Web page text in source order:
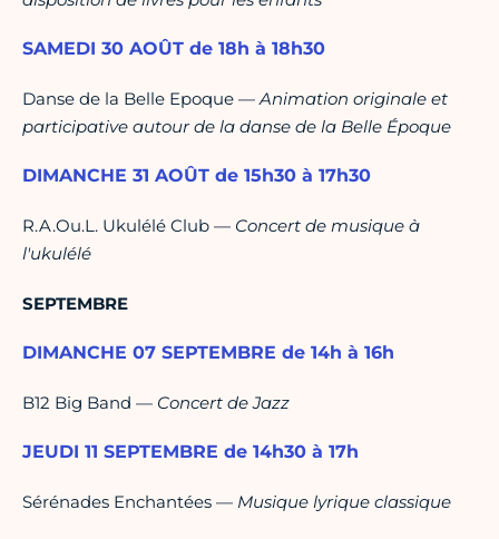
SAMEDI 30 AOÛT de 18h à 18h30
Danse de la Belle Epoque —Animation originale et
participative autour de la danse de la Belle Époque
DIMANCHE 31 AOÛT de 15h30 à 17h30
R.A.Ou.L. Ukulélé Club — Concert de musique à
l'ukulélé
SEPTEMBRE
DIMANCHE 07 SEPTEMBRE de 14h à 16h
B12 Big Band — Concert de Jazz
JEUDI 11 SEPTEMBRE de 14h30 à 17h
Sérénades Enchantées — Musique lyrique classique